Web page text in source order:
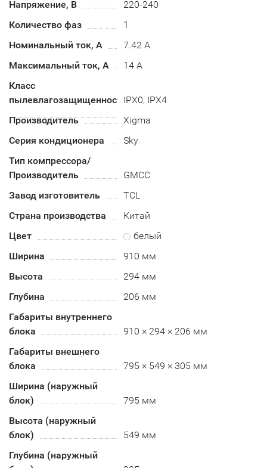
Напряжение, В
220-240
Количество фаз
1
Номинальный ток, А
7.42 А
Максимальный ток, А
14 А
Класс
пылевлагозащищенностиIPX0, IPX4
Производитель
Xigma
Серия кондиционера
Sky
Тип компрессора/
Производитель
GMCC
Завод изготовитель
TCL
Страна производства
Китай
Цвет
белый
Ширина
910 мм
Высота
294 мм
Глубина
206 мм
Габариты внутреннего
блока
910 × 294 × 206 мм
Габариты внешнего
блока
795 × 549 × 305 мм
Ширина (наружный
блок)
795 мм
Высота (наружный
блок)
549 мм
Глубина (наружный